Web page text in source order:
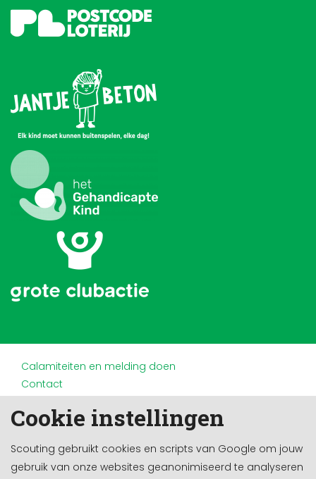
Cookie instellingen
Scouting gebruikt cookies en scripts van Google om jouw
gebruik van onze websites geanonimiseerd te analyseren
Calamiteiten en melding doen
Contact
Doneren en nalaten
Privacy
Werken bij